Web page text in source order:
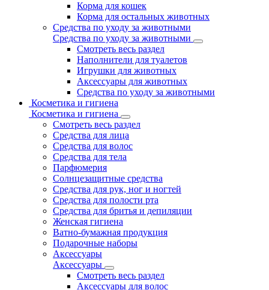
Корма для кошек
Корма для остальных животных
Средства по уходу за животными
Средства по уходу за животными
Смотреть весь раздел
Наполнители для туалетов
Игрушки для животных
Аксессуары для животных
Средства по уходу за животными
Косметика и гигиена
Косметика и гигиена
Смотреть весь раздел
Средства для лица
Средства для волос
Средства для тела
Парфюмерия
Солнцезащитные средства
Средства для рук, ног и ногтей
Средства для полости рта
Средства для бритья и депиляции
Женская гигиена
Ватно-бумажная продукция
Подарочные наборы
Аксессуары
Аксессуары
Смотреть весь раздел
Аксессуары для волос